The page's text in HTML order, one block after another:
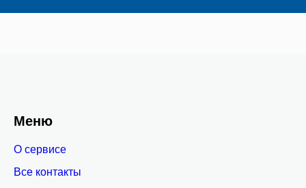
Меню
О сервисе
Все контакты